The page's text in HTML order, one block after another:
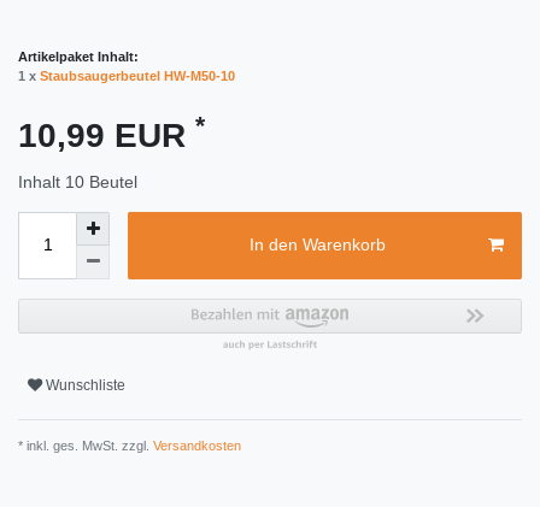
Artikelpaket Inhalt:
1 x Staubsaugerbeutel HW-M50-10
10,99 EUR *
Inhalt 10 Beutel
In den Warenkorb
Wunschliste
* inkl. ges. MwSt. zzgl. Versandkosten